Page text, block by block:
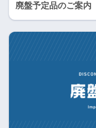
廃盤予定品のご案内